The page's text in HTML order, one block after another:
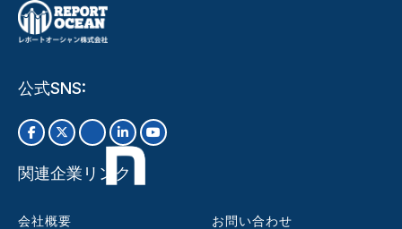
公式SNS:
関連企業リンク
会社概要
お問い合わせ